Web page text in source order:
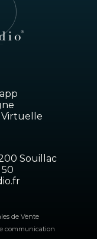
Souillac
50
Virtuelle
de Vente
communication